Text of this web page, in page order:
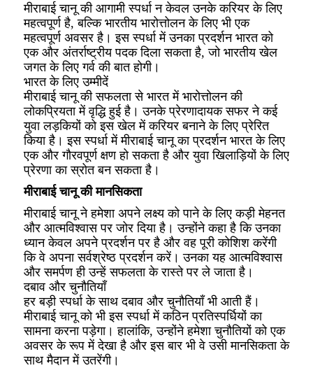
मीराबाई चानू की आगामी स्पर्धा न केवल उनके करियर के लिए
महत्वपूर्ण है, बल्कि भारतीय भारोत्तोलन के लिए भी एक
महत्वपूर्ण अवसर है। इस स्पर्धा में उनका प्रदर्शन भारत को
एक और अंतर्राष्ट्रीय पदक दिला सकता है, जो भारतीय खेल
जगत के लिए गर्व की बात होगी।
भारत के लिए उम्मीदें
मीराबाई चानू की सफलता से भारत में भारोत्तोलन की
लोकप्रियता में वृद्धि हुई है। उनके प्रेरणादायक सफर ने कई
युवा लड़कियों को इस खेल में करियर बनाने के लिए प्रेरित
किया है। इस स्पर्धा में मीराबाई चानू का प्रदर्शन भारत के लिए
एक और गौरवपूर्ण क्षण हो सकता है और युवा खिलाड़ियों के लिए
प्रेरणा का स्रोत बन सकता है।
मीराबाई चानू की मानसिकता
मीराबाई चानू ने हमेशा अपने लक्ष्य को पाने के लिए कड़ी मेहनत
और आत्मविश्वास पर जोर दिया है। उन्होंने कहा है कि उनका
ध्यान केवल अपने प्रदर्शन पर है और वह पूरी कोशिश करेंगी
कि वे अपना सर्वश्रेष्ठ प्रदर्शन करें। उनका यह आत्मविश्वास
और समर्पण ही उन्हें सफलता के रास्ते पर ले जाता है।
दबाव और चुनौतियाँ
हर बड़ी स्पर्धा के साथ दबाव और चुनौतियाँ भी आती हैं।
मीराबाई चानू को भी इस स्पर्धा में कठिन प्रतिस्पर्धियों का
सामना करना पड़ेगा। हालांकि, उन्होंने हमेशा चुनौतियों को एक
अवसर के रूप में देखा है और इस बार भी वे उसी मानसिकता के
साथ मैदान में उतरेंगी।